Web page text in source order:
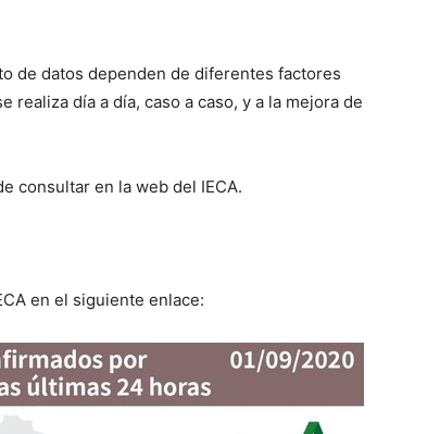
de datos dependen de diferentes factores
realiza día a día, caso a caso, y a la mejora de
consultar en la web del IECA.
en el siguiente enlace: